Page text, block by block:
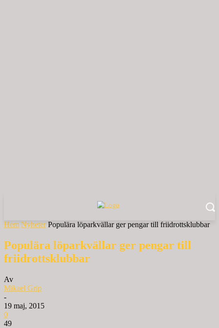
Hem Nyheter Populära löparkvällar ger pengar till friidrottsklubbar
Populära löparkvällar ger pengar till
friidrottsklubbar
Av
Mikael Grip
-
19 maj, 2015
0
49